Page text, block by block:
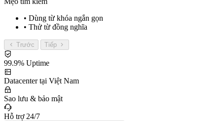
• Dùng từ khóa ngắn gọn
• Thử từ đồng nghĩa
Trước Tiếp
99.9% Uptime
Datacenter tại Việt Nam
Sao lưu & bảo mật
Hỗ trợ 24/7